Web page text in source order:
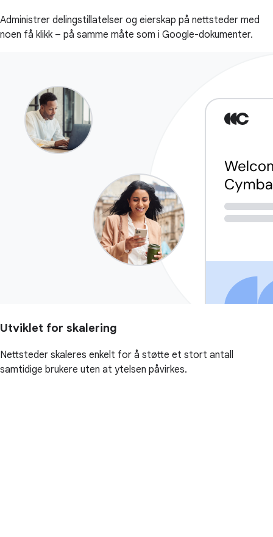
Administrer delingstillatelser og eierskap på nettsteder med
noen få klikk – på samme måte som i Google-dokumenter.
Utviklet for skalering
Nettsteder skaleres enkelt for å støtte et stort antall
samtidige brukere uten at ytelsen påvirkes.